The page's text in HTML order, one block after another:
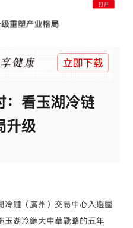
冷鏈（廣州）交易中心入選國
玉湖冷鏈大中華戰略的五年